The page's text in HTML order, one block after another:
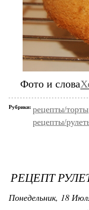
Фото и слова
Рубрики: рецепты/торты
рецепты/
РЕЦЕПТ
Понедельник, 18